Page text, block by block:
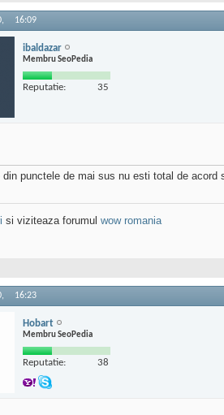
16:09
ibaldazar
Membru SeoPedia
Reputatie: 35
din punctele de mai sus nu esti total de
si viziteaza forumul wow romania
16:23
Hobart
Membru SeoPedia
Reputatie: 38